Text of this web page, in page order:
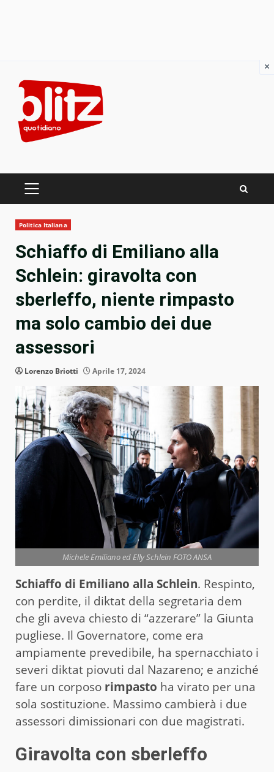
content
PRIMARY
Politica Italiana
Schiaffo di Emiliano alla
Schlein: giravolta con
sberleffo, niente rimpasto
ma solo cambio dei due
assessori
Lorenzo Briotti Aprile 17, 2024
Michele Emiliano ed Elly Schlein FOTO ANSA
Schiaffo di Emiliano alla Schlein. Respinto,
con perdite, il diktat della segretaria dem
che gli aveva chiesto di “azzerare” la Giunta
pugliese. Il Governatore, come era
ampiamente prevedibile, ha spernacchiato i
severi diktat piovuti dal Nazareno; e anziché
fare un corposo rimpasto ha virato per una
sola sostituzione. Massimo cambierà i due
assessori dimissionari con due magistrati.
Giravolta con sberleffo
×